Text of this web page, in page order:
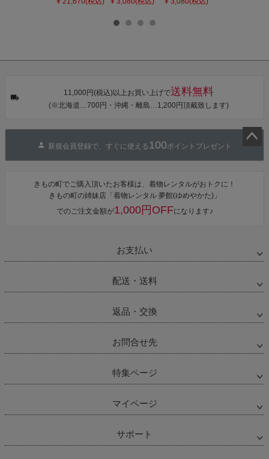
タン・夜の葉
カシュクール
ワンピース 簡
単着付け 大人
びあげ 和装 着
【メール便不
【メール便不
【メール便不
11,000円(税込)以上お買い上げで送料無料
(※北海道…700円・沖縄・離島…1,200円頂戴致します)
新規会員登録で、すぐに使える 100ポイントプレゼント
きもの町でご購入頂いたお客様は、着物レンタルがおトクに！
きもの町の姉妹店「着物レンタル 夢館(ゆめやかた)」
でのご注文金額が1,000円OFFになります♪
お支払い
配送・送料
返品・交換
お問合せ先
特集ページ
マイページ
サポート